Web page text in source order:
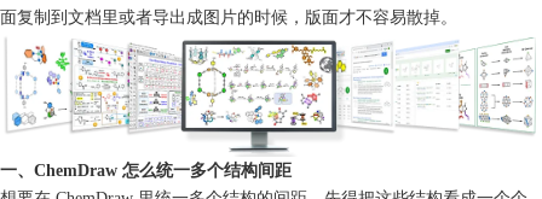
面复制到文档里或者导出成图片的时候，版面才不容易散掉。
一、ChemDraw 怎么统一多个结构间距